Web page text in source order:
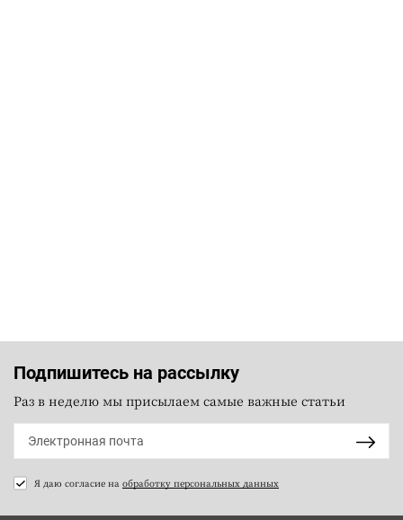
Подпишитесь на рассылку
Раз в неделю мы присылаем самые важные статьи
Я даю согласие на обработку персональных данных